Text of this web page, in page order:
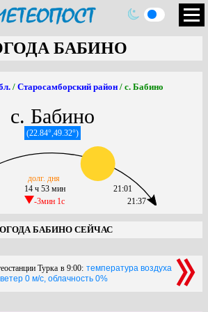
БАБИНО
/ Старосамборский район / с. Бабино
с. Бабино
(22.84°,49.32°)
14 ч 53 мин
-3мин 1c
долг. дня
21:37
21:01
БАБИНО СЕЙЧАС
Турка в 9:00: температура воздуха
0 м/с, облачность 0%